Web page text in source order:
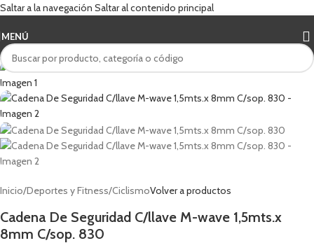
Saltar a la navegación Saltar al contenido principal
MENÚ
Inicio/Deportes y Fitness/CiclismoVolver a productos
Cadena De Seguridad C/llave M-wave 1,5mts.x
8mm C/sop. 830